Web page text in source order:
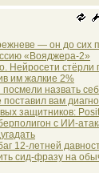
— он до сих
«Вояджера-2»
стёрли
им жалкие 2%
назвать
вам
защитников:
с ИИ-
12-летней
сид-фразу на